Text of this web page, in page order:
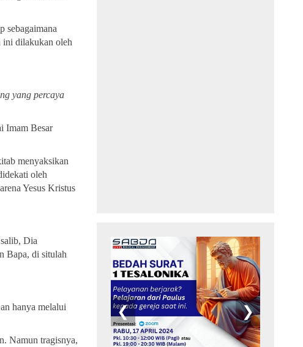
sebagaimana
ini dilakukan oleh
yang percaya
Imam Besar
menyaksikan
oleh
Yesus Kristus
Dia
Bapa, di situlah
hanya melalui
Namun tragisnya,